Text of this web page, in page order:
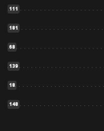
111
181
68
139
18
148